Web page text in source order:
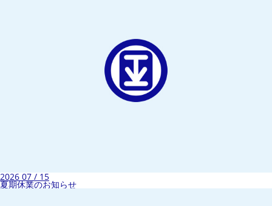
2026 07 / 15
夏期休業のお知らせ